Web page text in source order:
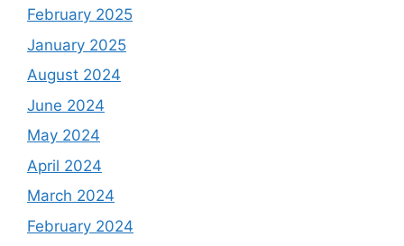
February 2025
January 2025
August 2024
June 2024
May 2024
April 2024
March 2024
February 2024